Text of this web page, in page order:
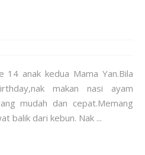
14 anak kedua Mama Yan.Bila
makan nasi ayam
mudah dan cepat.Memang
balik dari kebun. Nak ...